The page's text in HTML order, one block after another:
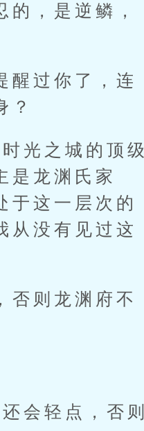
，是逆鳞，
过你了，连
？
光之城的顶级
是龙渊氏家
于这一层次的
从没有见过这
则龙渊府不
会轻点，否则